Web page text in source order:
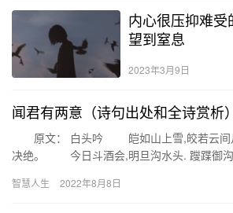
内心很压抑难
望到窒息
2023年3月9日
闻君有两意（诗句出处和全诗赏析）
原文： 白头吟 皑如山上雪,皎若云间
决绝。 今日斗酒会,明旦沟水头. 躞蹀御
智慧人生 2022年8月8日